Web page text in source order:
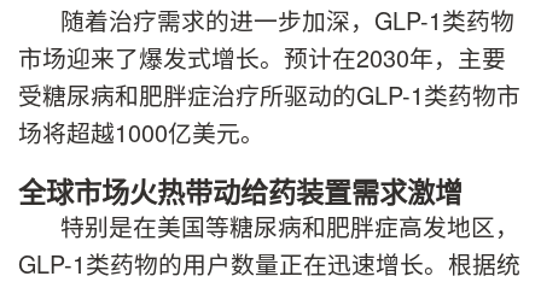
随着治疗需求的进一步加深，GLP-1类药物
市场迎来了爆发式增长。预计在2030年，主要
受糖尿病和肥胖症治疗所驱动的GLP-1类药物市
场将超越1000亿美元。
全球市场火热带动给药装置需求激增
特别是在美国等糖尿病和肥胖症高发地区，
GLP-1类药物的用户数量正在迅速增长。根据统